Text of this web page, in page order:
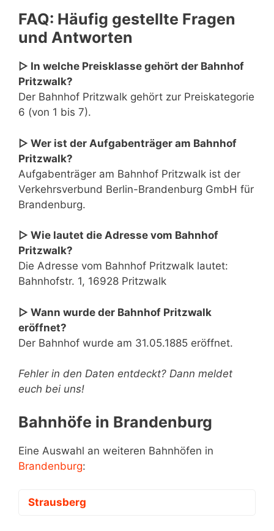
FAQ: Häufig gestellte Fragen
und Antworten
▷ In welche Preisklasse gehört der Bahnhof
Pritzwalk?
Der Bahnhof Pritzwalk gehört zur Preiskategorie
6 (von 1 bis 7).
▷ Wer ist der Aufgabenträger am Bahnhof
Pritzwalk?
Aufgabenträger am Bahnhof Pritzwalk ist der
Verkehrsverbund Berlin-Brandenburg GmbH für
Brandenburg.
▷ Wie lautet die Adresse vom Bahnhof
Pritzwalk?
Die Adresse vom Bahnhof Pritzwalk lautet:
Bahnhofstr. 1, 16928 Pritzwalk
▷ Wann wurde der Bahnhof Pritzwalk
eröffnet?
Der Bahnhof wurde am 31.05.1885 eröffnet.
Fehler in den Daten entdeckt? Dann meldet
euch bei uns!
Bahnhöfe in Brandenburg
Eine Auswahl an weiteren Bahnhöfen in
Brandenburg:
Strausberg